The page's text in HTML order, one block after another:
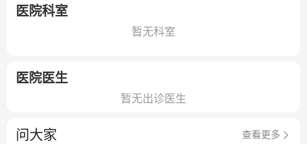
医院科室
暂无科室
医院医生
暂无出诊医生
问大家 查看更多